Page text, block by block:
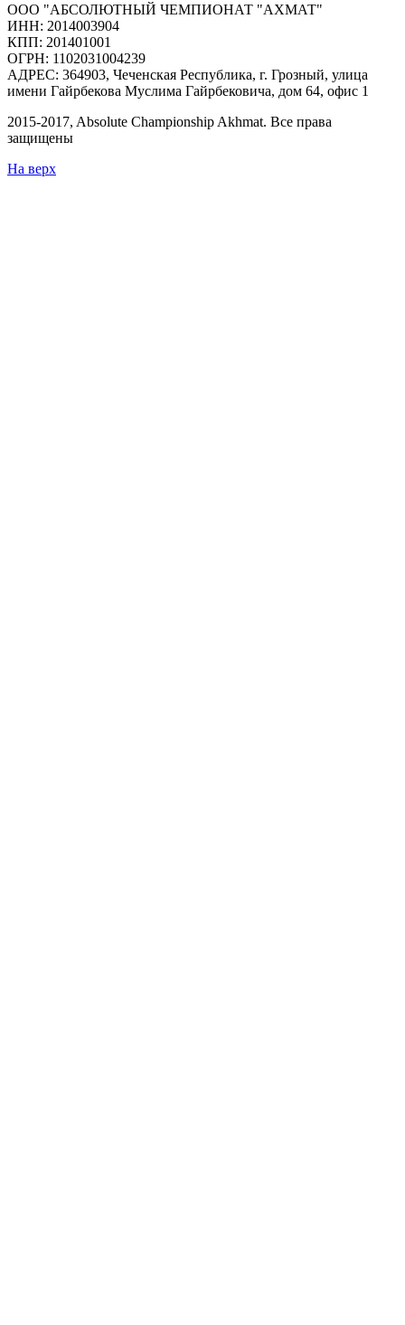
ООО "АБСОЛЮТНЫЙ ЧЕМПИОНАТ "АХМАТ"
ИНН: 2014003904
КПП: 201401001
ОГРН: 1102031004239
АДРЕС: 364903, Чеченская Республика, г. Грозный, улица
имени Гайрбекова Муслима Гайрбековича, дом 64, офис 1
2015-2017, Absolute Championship Akhmat. Все права
защищены
На верх